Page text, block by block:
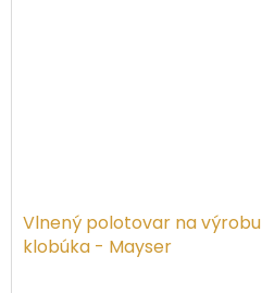
Vlnený polotovar na výrobu
klobúka - Mayser